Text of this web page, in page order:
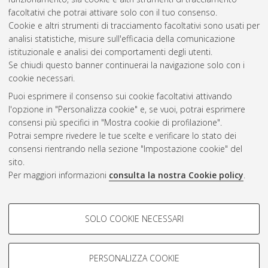
facoltativi che potrai attivare solo con il tuo consenso.
Cookie e altri strumenti di tracciamento facoltativi sono usati per
analisi statistiche, misure sull'efficacia della comunicazione
istituzionale e analisi dei comportamenti degli utenti.
Se chiudi questo banner continuerai la navigazione solo con i
cookie necessari.
Puoi esprimere il consenso sui cookie facoltativi attivando
l'opzione in "Personalizza cookie" e, se vuoi, potrai esprimere
consensi più specifici in "Mostra cookie di profilazione".
Potrai sempre rivedere le tue scelte e verificare lo stato dei
consensi rientrando nella sezione "Impostazione cookie" del
sito.
Per maggiori informazioni consulta la nostra Cookie policy.
COOKIE DI PROFILAZIONE -
Si tratta di cookie utilizzati per analizzare le caratteristiche della
navigazione degli utenti, creare profili in base al loro comportamento
SOLO COOKIE NECESSARI
PERSONALIZZA COOKIE
2019 (3)
2018(2)
2017(4)
2016(1)
Atom
Rss 1.0
Rss 2.0
AMS Laurea
Impostazioni Cookie
Informativa sulla privacy
Condizioni d’uso del sito